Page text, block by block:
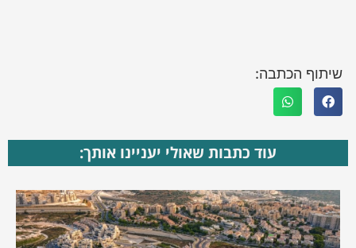
שיתוף הכתבה:
עוד כתבות שאולי יעניינו אותך: